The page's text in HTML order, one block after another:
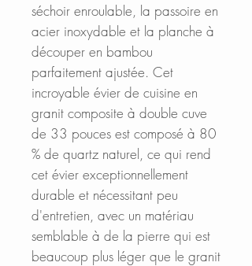
séchoir enroulable, la passoire en
acier inoxydable et la planche à
découper en bambou
parfaitement ajustée. Cet
incroyable évier de cuisine en
granit composite à double cuve
de 33 pouces est composé à 80
% de quartz naturel, ce qui rend
cet évier exceptionnellement
durable et nécessitant peu
d'entretien, avec un matériau
semblable à de la pierre qui est
beaucoup plus léger que le granit